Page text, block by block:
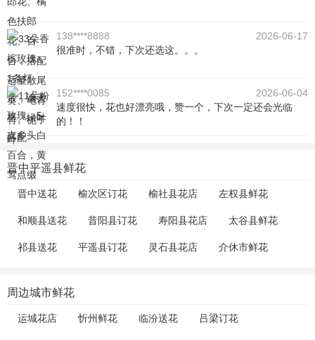
138****8888
2026-06-17
很准时，不错，下次还选这。。。
152****0085
2026-06-04
速度很快，花也好漂亮哦，赞一个，下次一定还会光临
的！！
晋中平遥县鲜花
晋中送花 榆次区订花 榆社县花店 左权县鲜花
和顺县送花 昔阳县订花 寿阳县花店 太谷县鲜花
祁县送花 平遥县订花 灵石县花店 介休市鲜花
周边城市鲜花
运城花店 忻州鲜花 临汾送花 吕梁订花